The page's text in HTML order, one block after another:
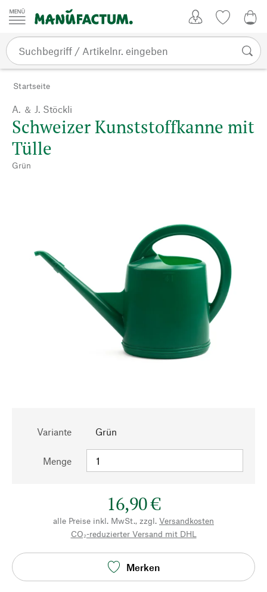
Zum Inhalt springen
Startseite
A. ＆ J. Stöckli
Schweizer Kunststoffkanne mit
Tülle
Grün
Variante Grün
Menge
16,90 €
alle Preise inkl. MwSt., zzgl. Versandkosten
CO₂-reduzierter Versand mit DHL
Merken